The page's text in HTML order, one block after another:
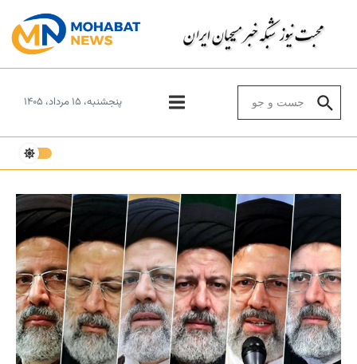
پنجشنبه، ۱۵ مرداد، ۱۴۰۵